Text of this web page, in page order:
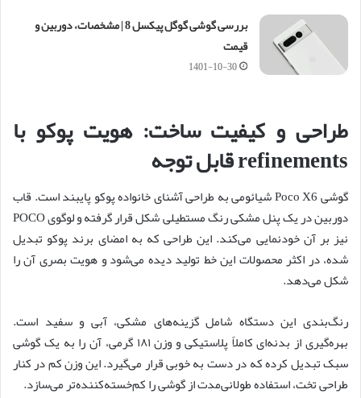
بررسی گوشی گوگل پیکسل 8 | مشخصات، دوربین و
قیمت
1401-10-30
طراحی و کیفیت ساخت: هویت پوکو با
refinements قابل توجه
گوشی Poco X6 شیائومی به طراحی آشنای خانواده پوکو پایبند است. قاب
دوربین در یک پنل مشکی رنگ مستطیلی شکل قرار گرفته و لوگوی POCO
نیز بر آن خودنمایی می‌کند. این طراحی که به امضای برند پوکو تبدیل
شده، در اکثر محصولات این خط تولید دیده می‌شود و هویت بصری آن را
شکل می‌دهد.
رنگ‌بندی این دستگاه شامل گزینه‌های مشکی، آبی و سفید است.
بهره‌گیری از بدنه‌ای کاملاً پلاستیکی و وزن ۱۸۱ گرمی، آن را به یک گوشی
سبک تبدیل کرده که در دست به خوبی قرار می‌گیرد. این وزن کم در کنار
طراحی تخت، استفاده طولانی‌مدت از گوشی را کم‌خسته‌کننده‌تر می‌سازد.